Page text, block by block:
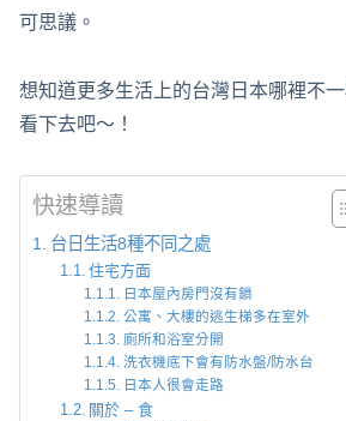
可思議。
想知道更多生活上的台灣日本哪裡不
看下去吧～！
快速導讀
台日生活8種不同之處
住宅方面
日本屋內房門沒有鎖
公寓、大樓的逃生梯多在室外
廁所和浴室分開
洗衣機底下會有防水盤/防水台
日本人很會走路
關於 – 食